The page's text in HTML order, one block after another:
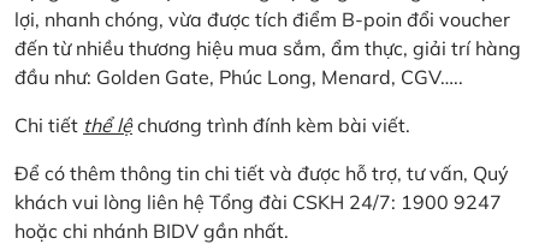
lợi, nhanh chóng, vừa được tích điểm B-poin đổi voucher
đến từ nhiều thương hiệu mua sắm, ẩm thực, giải trí hàng
đầu như: Golden Gate, Phúc Long, Menard, CGV…..
Chi tiết thể lệchương trình đính kèm bài viết.
Để có thêm thông tin chi tiết và được hỗ trợ, tư vấn, Quý
khách vui lòng liên hệ Tổng đài CSKH 24/7: 1900 9247
hoặc chi nhánh BIDV gần nhất.